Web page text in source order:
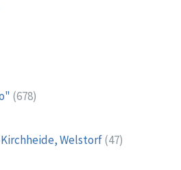
(678)
Welstorf(47)